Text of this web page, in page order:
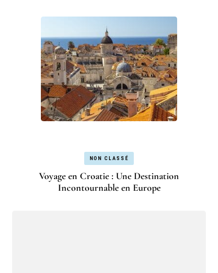
NON CLASSÉ
Voyage en Croatie : Une Destination
Incontournable en Europe